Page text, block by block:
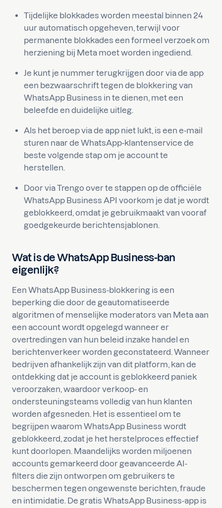
Tijdelijke blokkades worden meestal binnen 24
uur automatisch opgeheven, terwijl voor
permanente blokkades een formeel verzoek om
herziening bij Meta moet worden ingediend.
Je kunt je nummer terugkrijgen door via de app
een bezwaarschrift tegen de blokkering van
WhatsApp Business in te dienen, met een
beleefde en duidelijke uitleg.
Als het beroep via de app niet lukt, is een e-mail
sturen naar de WhatsApp-klantenservice de
beste volgende stap om je account te
herstellen.
Door via Trengo over te stappen op de officiële
WhatsApp Business API voorkom je dat je wordt
geblokkeerd, omdat je gebruikmaakt van vooraf
goedgekeurde berichtensjablonen.
Wat is de WhatsApp Business-ban
eigenlijk?
Een WhatsApp Business-blokkering is een
beperking die door de geautomatiseerde
algoritmen of menselijke moderators van Meta aan
een account wordt opgelegd wanneer er
overtredingen van hun beleid inzake handel en
berichtenverkeer worden geconstateerd. Wanneer
bedrijven afhankelijk zijn van dit platform, kan de
ontdekking dat je account is geblokkeerd paniek
veroorzaken, waardoor verkoop- en
ondersteuningsteams volledig van hun klanten
worden afgesneden. Het is essentieel om te
begrijpen waarom WhatsApp Business wordt
geblokkeerd, zodat je het herstelproces effectief
kunt doorlopen. Maandelijks worden miljoenen
accounts gemarkeerd door geavanceerde AI-
filters die zijn ontworpen om gebruikers te
beschermen tegen ongewenste berichten, fraude
en intimidatie. De gratis WhatsApp Business-app is